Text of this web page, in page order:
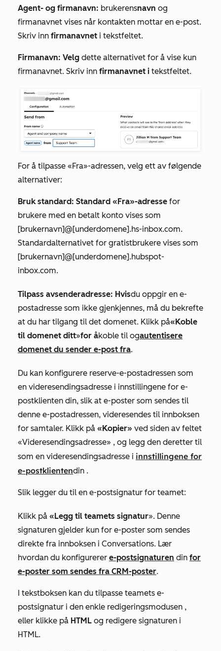
Agent- og firmanavn: brukerensnavn og
firmanavnet vises når kontakten mottar en e-post.
Skriv inn firmanavnet i tekstfeltet.
Firmanavn: Velg dette alternativet for å vise kun
firmanavnet. Skriv inn firmanavnet i tekstfeltet.
For å tilpasse «Fra»-adressen, velg ett av følgende
alternativer:
Bruk standard: Standard «Fra»-adresse for
brukere med en betalt konto vises som
[brukernavn]@[underdomene].hs-inbox.com.
Standardalternativet for gratistbrukere vises som
[brukernavn]@[underdomene].hubspot-
inbox.com.
Tilpass avsenderadresse: Hvisdu oppgir en e-
postadresse som ikke gjenkjennes, må du bekrefte
at du har tilgang til det domenet. Klikk på«Koble
til domenet ditt»for åkoble til ogautentisere
domenet du sender e-post fra.
Du kan konfigurere reserve-e-postadressen som
en videresendingsadresse i innstillingene for e-
postklienten din, slik at e-poster som sendes til
denne e-postadressen, videresendes til innboksen
for samtaler. Klikk på «Kopier» ved siden av feltet
«Videresendingsadresse» , og legg den deretter til
som en videresendingsadresse i innstillingene for
e-postklientendin .
Slik legger du til en e-postsignatur for teamet:
Klikk på «Legg til teamets signatur». Denne
signaturen gjelder kun for e-poster som sendes
direkte fra innboksen i Conversations. Lær
hvordan du konfigurerer e-postsignaturen din for
e-poster som sendes fra CRM-poster.
I tekstboksen kan du tilpasse teamets e-
postsignatur i den enkle redigeringsmodusen ,
eller klikke på HTML og redigere signaturen i
HTML.